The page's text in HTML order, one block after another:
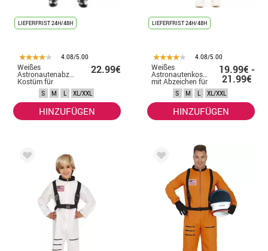
LIEFERFRIST 24H/48H
4.08/5.00
Weißes
Astronautenabzeichen-
Kostüm für
22.99€
S M L XL/XXL
HINZUFÜGEN
LIEFERFRIST 24H/48H
4.08/5.00
Weißes
Astronautenkostüm
mit Abzeichen für
Damen
19.99€ -
21.99€
S M L XL/XXL
HINZUFÜGEN